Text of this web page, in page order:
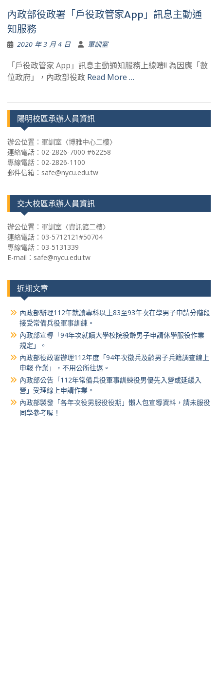
內政部役政署「戶役政管家App」訊息主動通
知服務
2020 年 3 月 4 日 軍訓室
「戶役政管家 App」訊息主動通知服務上線嘍!! 為因應「數
位政府」，內政部役政 Read More …
陽明校區承辦人員資訊
辦公位置：軍訓室〈博雅中心二樓〉
連絡電話：02-2826-7000 #62258
專線電話：02-2826-1100
郵件信箱：safe@nycu.edu.tw
交大校區承辦人員資訊
辦公位置：軍訓室〈資訊館二樓〉
連絡電話：03-5712121#50704
專線電話：03-5131339
E-mail：safe@nycu.edu.tw
近期文章
內政部辦理112年就讀專科以上83至93年次在學男子申請分階段
接受常備兵役軍事訓練。
內政部宣導「94年次就讀大學校院役齡男子申請休學服役作業
規定」。
內政部役政署辦理112年度「94年次徵兵及齡男子兵籍調查線上
申報 作業」，不用公所往返。
內政部公告「112年常備兵役軍事訓練役男優先入營或延緩入
營」受理線上申請作業。
內政部製發「各年次役男服役役期」懶人包宣導資料，請未服役
同學參考喔！